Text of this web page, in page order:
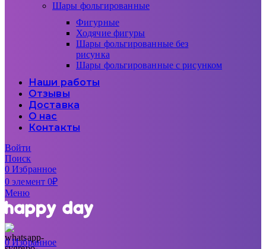
Шары фольгированные
Фигурные
Ходячие фигуры
Шары фольгированные без
рисунка
Шары фольгированные с рисунком
Наши работы
Отзывы
Доставка
О нас
Контакты
Войти
Поиск
0Избранное
0элемент 0₽
Меню
0Избранное